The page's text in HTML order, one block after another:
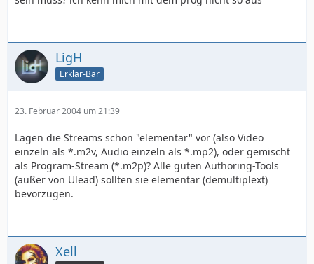
LigH
Erklär-Bär
23. Februar 2004 um 21:39
Lagen die Streams schon "elementar" vor (also Video
einzeln als *.m2v, Audio einzeln als *.mp2), oder gemischt
als Program-Stream (*.m2p)? Alle guten Authoring-Tools
(außer von Ulead) sollten sie elementar (demultiplext)
bevorzugen.
Xell